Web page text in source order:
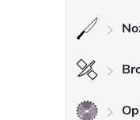
n
e